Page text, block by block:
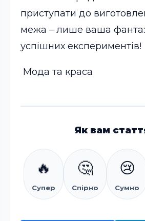
приступати до
межа – лише ваша
успішних експериментів!
Мода та краса
Як вам
🔥
Супер
🤔
Спірно
😢
Сумно